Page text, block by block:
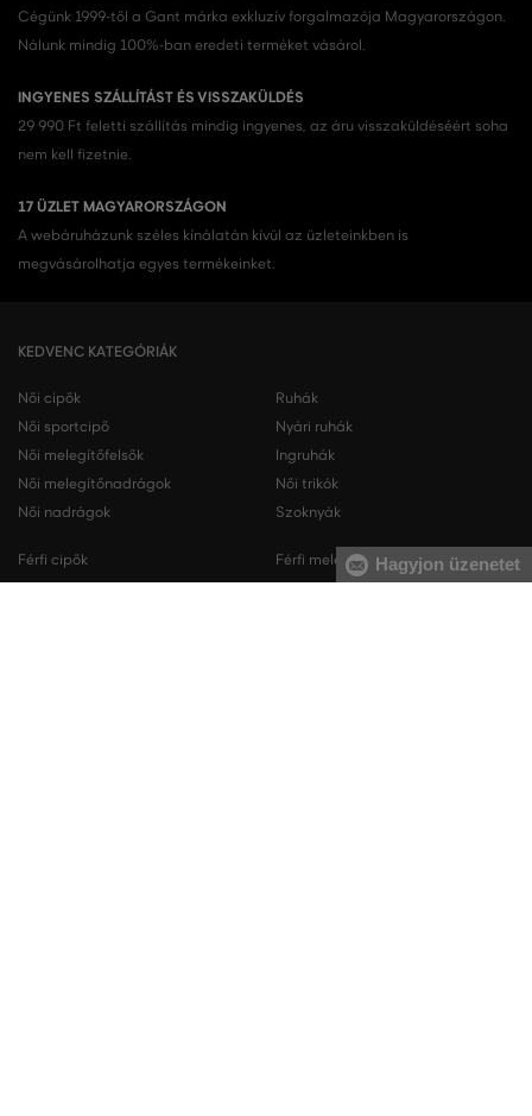
Cégünk 1999-től a Gant márka exkluzív forgalmazója Magyarországon.
Nálunk mindig 100%-ban eredeti terméket vásárol.
INGYENES SZÁLLÍTÁST ÉS VISSZAKÜLDÉS
29 990 Ft feletti szállítás mindig ingyenes, az áru visszaküldéséért soha
nem kell fizetnie.
17 ÜZLET MAGYARORSZÁGON
A webáruházunk széles kínálatán kívül az üzleteinkben is
megvásárolhatja egyes termékeinket.
KEDVENC KATEGÓRIÁK
Női cipők
Női sportcipő
Női melegítőfelsők
Női melegítőnadrágok
Női nadrágok
Ruhák
Nyári ruhák
Ingruhák
Női trikók
Szoknyák
Férfi cipők
Férfi melegítőfelsőkHagyjon üzenetet